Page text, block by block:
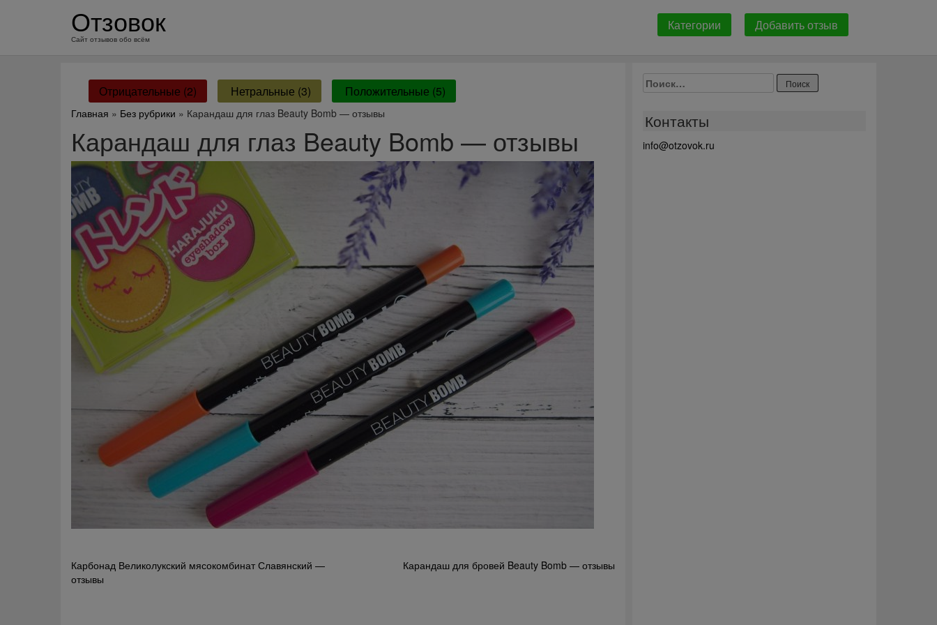
Отзовок
Сайт отзывов обо всём
Категории Добавить отзыв
Отрицательные (2) Нетральные (3) Положительные (5)
Главная » Без рубрики » Карандаш для глаз Beauty Bomb — отзывы
Карандаш для глаз Beauty Bomb — отзывы
Навигация
по
Карбонад Великолукский мясокомбинат Славянский —
отзывы
Карандаш для бровей Beauty Bomb — отзывы
Найти:
Контакты
info@otzovok.ru